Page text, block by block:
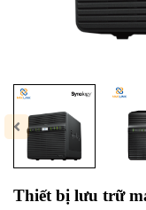
Thiết bị lưu trữ